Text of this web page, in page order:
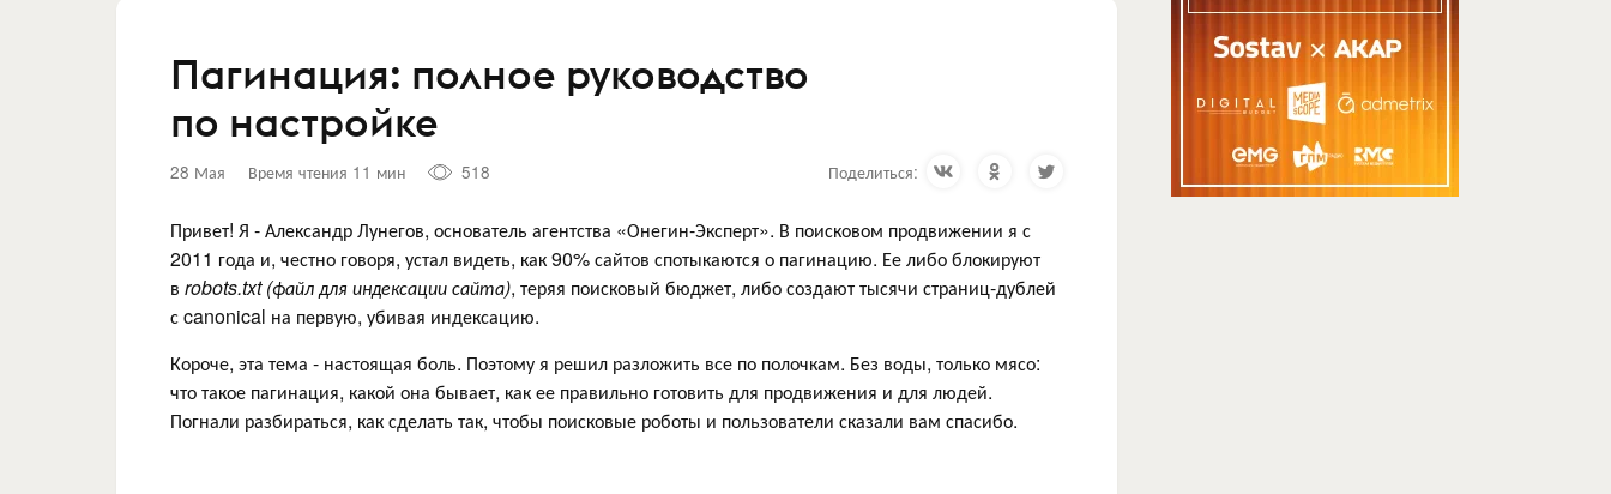
Пагинация: полное руководство
по настройке
28 Мая Время чтения 11 мин 518 Поделиться:
Привет! Я - Александр Лунегов, основатель агентства «Онегин-Эксперт». В поисковом продвижении я с
2011 года и, честно говоря, устал видеть, как 90% сайтов спотыкаются о пагинацию. Ее либо блокируют
в robots.txt (файл для индексации сайта), теряя поисковый бюджет, либо создают тысячи страниц-дублей
с canonical на первую, убивая индексацию.
Короче, эта тема - настоящая боль. Поэтому я решил разложить все по полочкам. Без воды, только мясо:
что такое пагинация, какой она бывает, как ее правильно готовить для продвижения и для людей.
Погнали разбираться, как сделать так, чтобы поисковые роботы и пользователи сказали вам спасибо.